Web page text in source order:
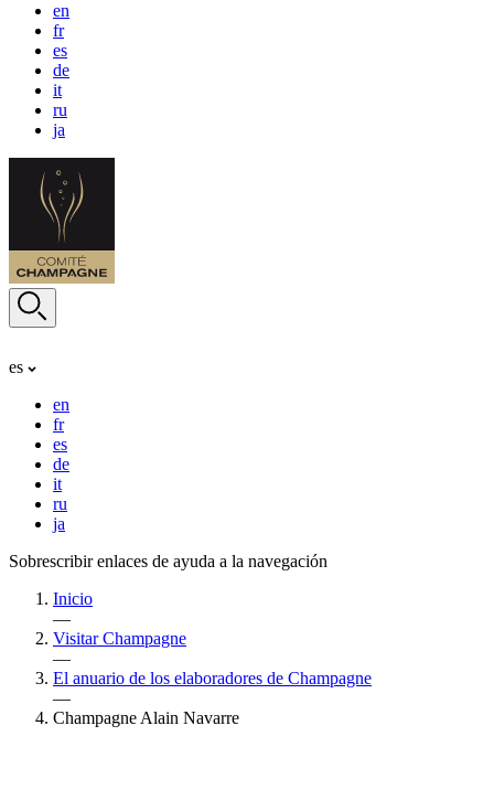
en
fr
es
de
it
ru
ja
es
en
fr
es
de
it
ru
ja
Sobrescribir enlaces de ayuda a la navegación
Inicio
—
Visitar Champagne
—
El anuario de los elaboradores de Champagne
—
Champagne Alain Navarre